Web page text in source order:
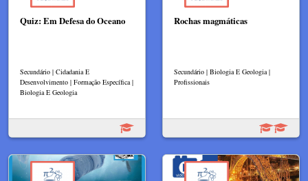
Quiz: Em Defesa do Oceano
Secundário | Cidadania E
Desenvolvimento | Formação Específica |
Biologia E Geologia
Rochas magmáticas
Secundário | Biologia E Geologia |
Profissionais